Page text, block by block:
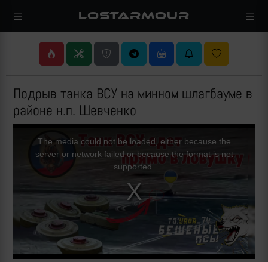
LOSTARMOUR
Подрыв танка ВСУ на минном шлагбауме в
районе н.п. Шевченко
The media could not be loaded, either because the
server or network failed or because the format is not
supported.